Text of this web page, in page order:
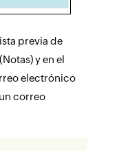
previa de
y en el
electrónico
correo